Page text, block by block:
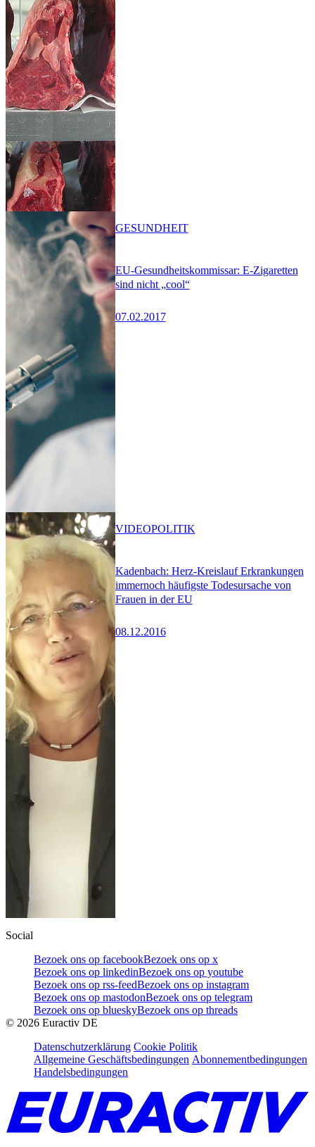
EU-Gesundheitskommissar: E-Zigaretten
sind nicht „cool“
07.02.2017
GESUNDHEIT
Kadenbach: Herz-Kreislauf Erkrankungen
immernoch häufigste Todesursache von
Frauen in der EU
08.12.2016
VIDEOPOLITIK
Social
Bezoek ons op facebookBezoek ons op x
Bezoek ons op linkedinBezoek ons op youtube
Bezoek ons op rss-feedBezoek ons op instagram
Bezoek ons op mastodonBezoek ons op telegram
Bezoek ons op blueskyBezoek ons op threads
© 2026 Euractiv DE
Datenschutzerklärung Cookie Politik
Allgemeine Geschäftsbedingungen Abonnementbedingungen
Handelsbedingungen